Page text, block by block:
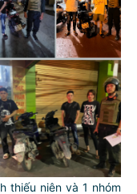
thiếu niên và 1 nhóm